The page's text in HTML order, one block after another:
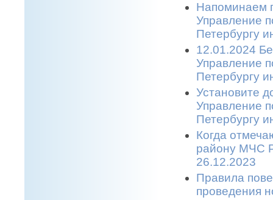
Напоминаем
Управление
Петербургу
12.01.2024
Управление
Петербургу
Установите
Управление
Петербургу
Когда
району МЧС
26.12.2023
Правила
проведения